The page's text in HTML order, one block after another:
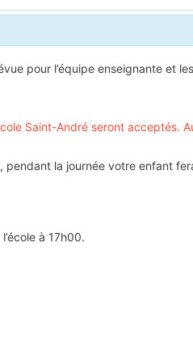
pour l’équipe enseignante et
Saint-André seront acceptés.
la journée votre enfant
à 17h00.